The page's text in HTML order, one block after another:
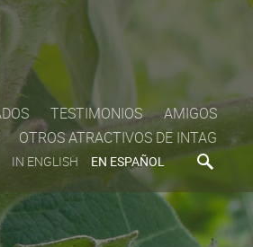
TESTIMONIOS
AMIGOS
OTROS ATRACTIVOS DE INTAG
IN ENGLISH EN ESPAÑOL